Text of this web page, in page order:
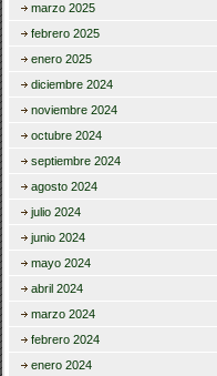
marzo 2025
febrero 2025
enero 2025
diciembre 2024
noviembre 2024
octubre 2024
septiembre 2024
agosto 2024
julio 2024
junio 2024
mayo 2024
abril 2024
marzo 2024
febrero 2024
enero 2024